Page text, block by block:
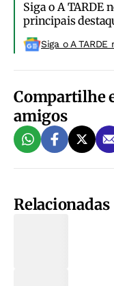
Siga o A TARDE
principais
Siga o A
Compartilhe
amigos
Relacionadas